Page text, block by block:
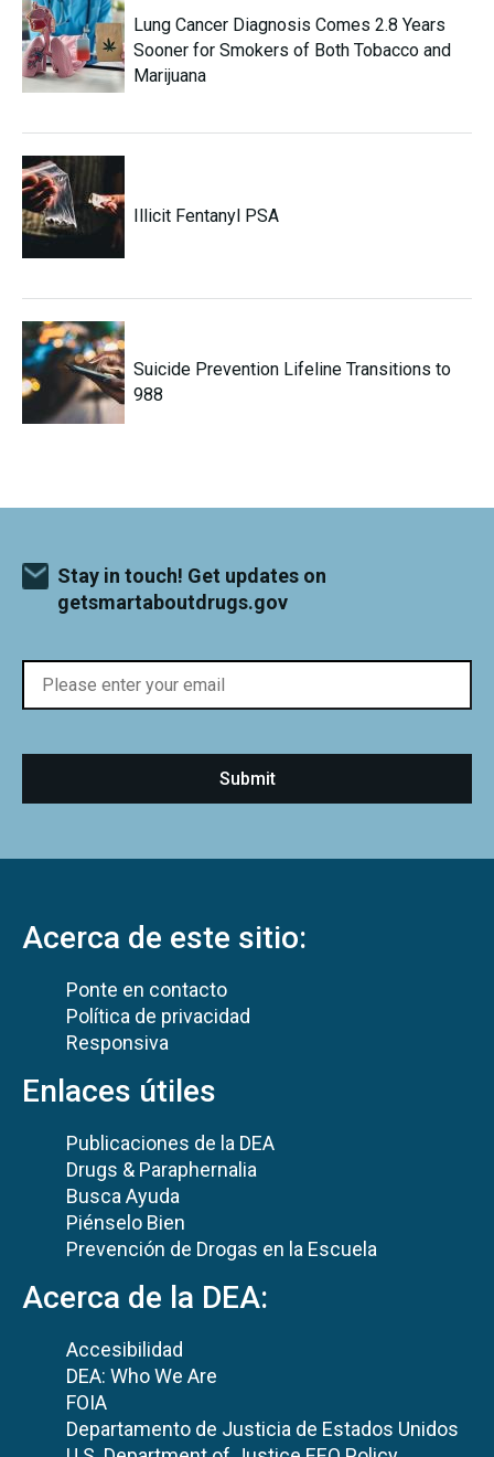
Lung Cancer Diagnosis Comes 2.8 Years
Sooner for Smokers of Both Tobacco and
Marijuana
Illicit Fentanyl PSA
Suicide Prevention Lifeline Transitions to
988
Stay in touch! Get updates on
getsmartaboutdrugs.gov
Acerca de este sitio:
Ponte en contacto
Política de privacidad
Responsiva
Enlaces útiles
Publicaciones de la DEA
Drugs & Paraphernalia
Busca Ayuda
Piénselo Bien
Prevención de Drogas en la Escuela
Acerca de la DEA:
Accesibilidad
DEA: Who We Are
FOIA
Departamento de Justicia de Estados Unidos